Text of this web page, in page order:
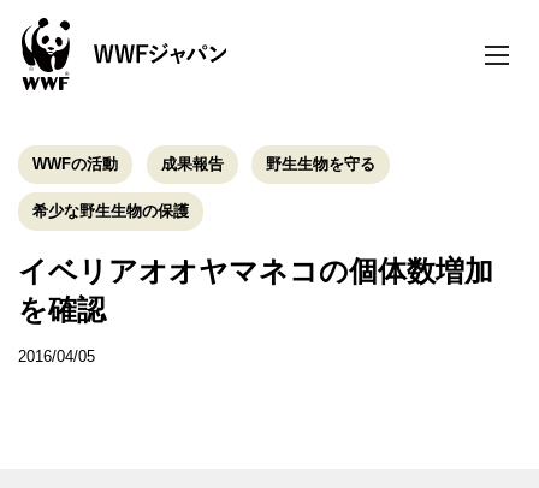
toggle
WWFの活動 成果報告 野生生物を守る
希少な野生生物の保護
イベリアオオヤマネコの個体数増加
を確認
2016/04/05